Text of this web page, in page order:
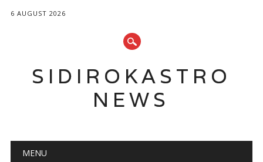
6 AUGUST 2026
SIDIROKASTRO
NEWS
Main menu
MENU